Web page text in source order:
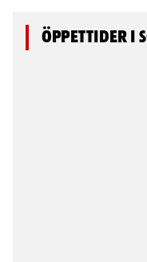
Öppettider i